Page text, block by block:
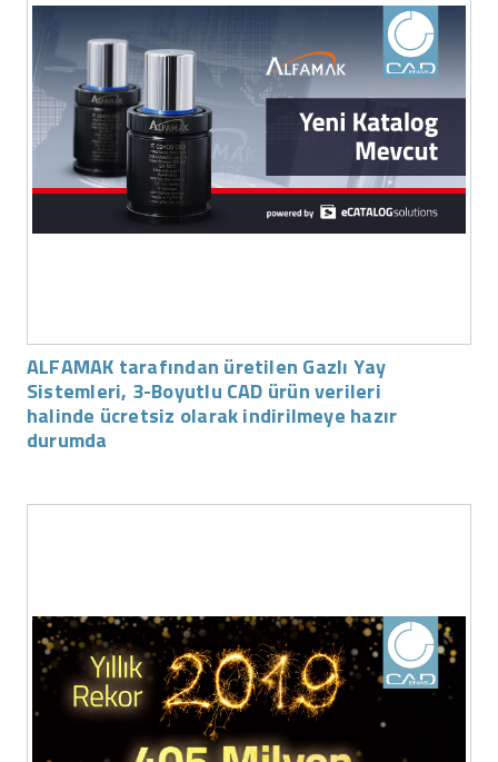
ALFAMAK tarafından üretilen Gazlı Yay
Sistemleri, 3-Boyutlu CAD ürün verileri
halinde ücretsiz olarak indirilmeye hazır
durumda